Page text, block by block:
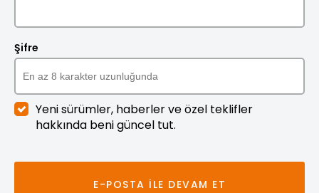
Şifre
Yeni sürümler, haberler ve özel teklifler
hakkında beni güncel tut.
E-POSTA ILE DEVAM ET